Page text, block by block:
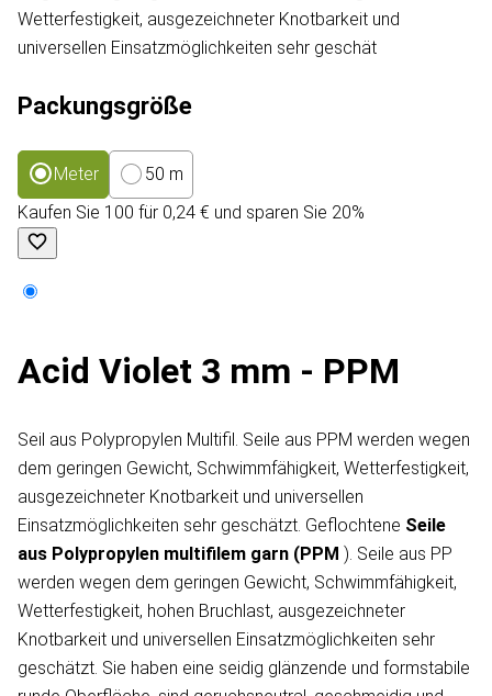
Wetterfestigkeit, ausgezeichneter Knotbarkeit und
universellen Einsatzmöglichkeiten sehr geschät
Packungsgröße
Meter
50 m
Kaufen Sie 100 für 0,24 € und sparen Sie 20%
Acid Violet 3 mm - PPM
Seil aus Polypropylen Multifil. Seile aus PPM werden wegen
dem geringen Gewicht, Schwimmfähigkeit, Wetterfestigkeit,
ausgezeichneter Knotbarkeit und universellen
Einsatzmöglichkeiten sehr geschätzt. Geflochtene Seile
aus Polypropylen multifilem garn (PPM ). Seile aus PP
werden wegen dem geringen Gewicht, Schwimmfähigkeit,
Wetterfestigkeit, hohen Bruchlast, ausgezeichneter
Knotbarkeit und universellen Einsatzmöglichkeiten sehr
geschätzt. Sie haben eine seidig glänzende und formstabile